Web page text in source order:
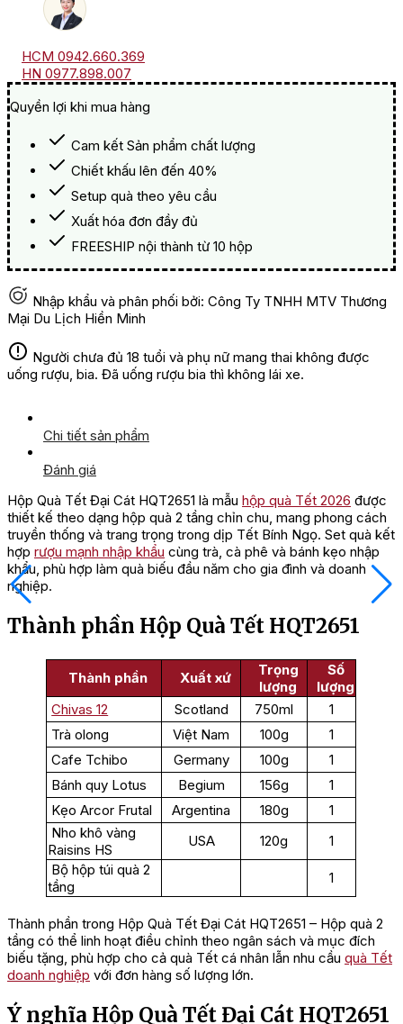
HCM 0942.660.369
HN 0977.898.007
Quyền lợi khi mua hàng
Cam kết Sản phẩm chất lượng
Chiết khấu lên đến 40%
Setup quà theo yêu cầu
Xuất hóa đơn đầy đủ
FREESHIP nội thành từ 10 hộp
Nhập khẩu và phân phối bởi: Công Ty TNHH MTV Thương
Mại Du Lịch Hiền Minh
Người chưa đủ 18 tuổi và phụ nữ mang thai không được
uống rượu, bia. Đã uống rượu bia thì không lái xe.
Chi tiết sản phẩm
Đánh giá
Hộp Quà Tết Đại Cát HQT2651 là mẫu hộp quà Tết 2026 được
thiết kế theo dạng hộp quà 2 tầng chỉn chu, mang phong cách
truyền thống và trang trọng trong dịp Tết Bính Ngọ. Set quà kết
hợp rượu mạnh nhập khẩu cùng trà, cà phê và bánh kẹo nhập
khẩu, phù hợp làm quà biếu đầu năm cho gia đình và doanh
nghiệp.
Thành phần Hộp Quà Tết HQT2651
Thành phần Xuất xứ
Trọng
lượng
Số
lượng
Chivas 12
Scotland 750ml
1
Trà olong
Việt Nam 100g
1
Cafe Tchibo
Germany 100g
1
Bánh quy Lotus
Begium 156g
1
Kẹo Arcor Frutal
Argentina 180g
1
Nho khô vàng
Raisins HS
USA 120g
1
Bộ hộp túi quà 2
tầng
1
Thành phần trong Hộp Quà Tết Đại Cát HQT2651 – Hộp quà 2
tầng có thể linh hoạt điều chỉnh theo ngân sách và mục đích
biếu tặng, phù hợp cho cả quà Tết cá nhân lẫn nhu cầu quà Tết
doanh nghiệp với đơn hàng số lượng lớn.
Ý nghĩa Hộp Quà Tết Đại Cát HQT2651